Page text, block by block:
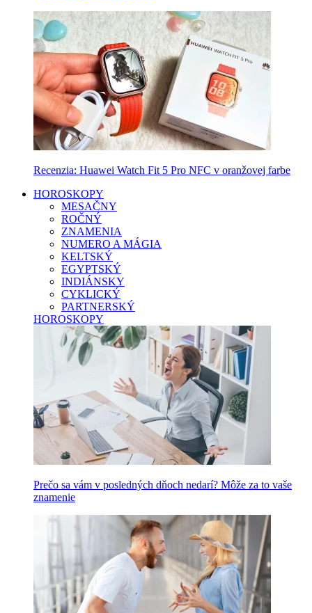
Recenzia: Huawei Watch Fit 5 Pro NFC v oranžovej farbe
HOROSKOPY
MESAČNY
ROČNÝ
ZNAMENIA
NUMERO A MÁGIA
KELTSKÝ
EGYPTSKÝ
INDIÁNSKY
CYKLICKÝ
PARTNERSKÝ
HOROSKOPY
Prečo sa vám v posledných dňoch nedarí? Môže za to vaše
znamenie